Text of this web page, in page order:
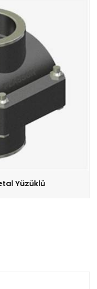
Yüzüklü